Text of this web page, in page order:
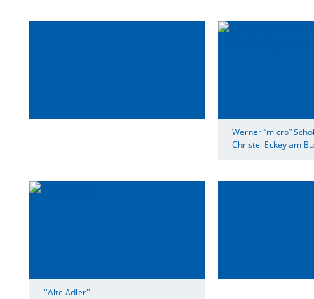
Werner “micro”
Christel Eckey am
''Alte Adler''